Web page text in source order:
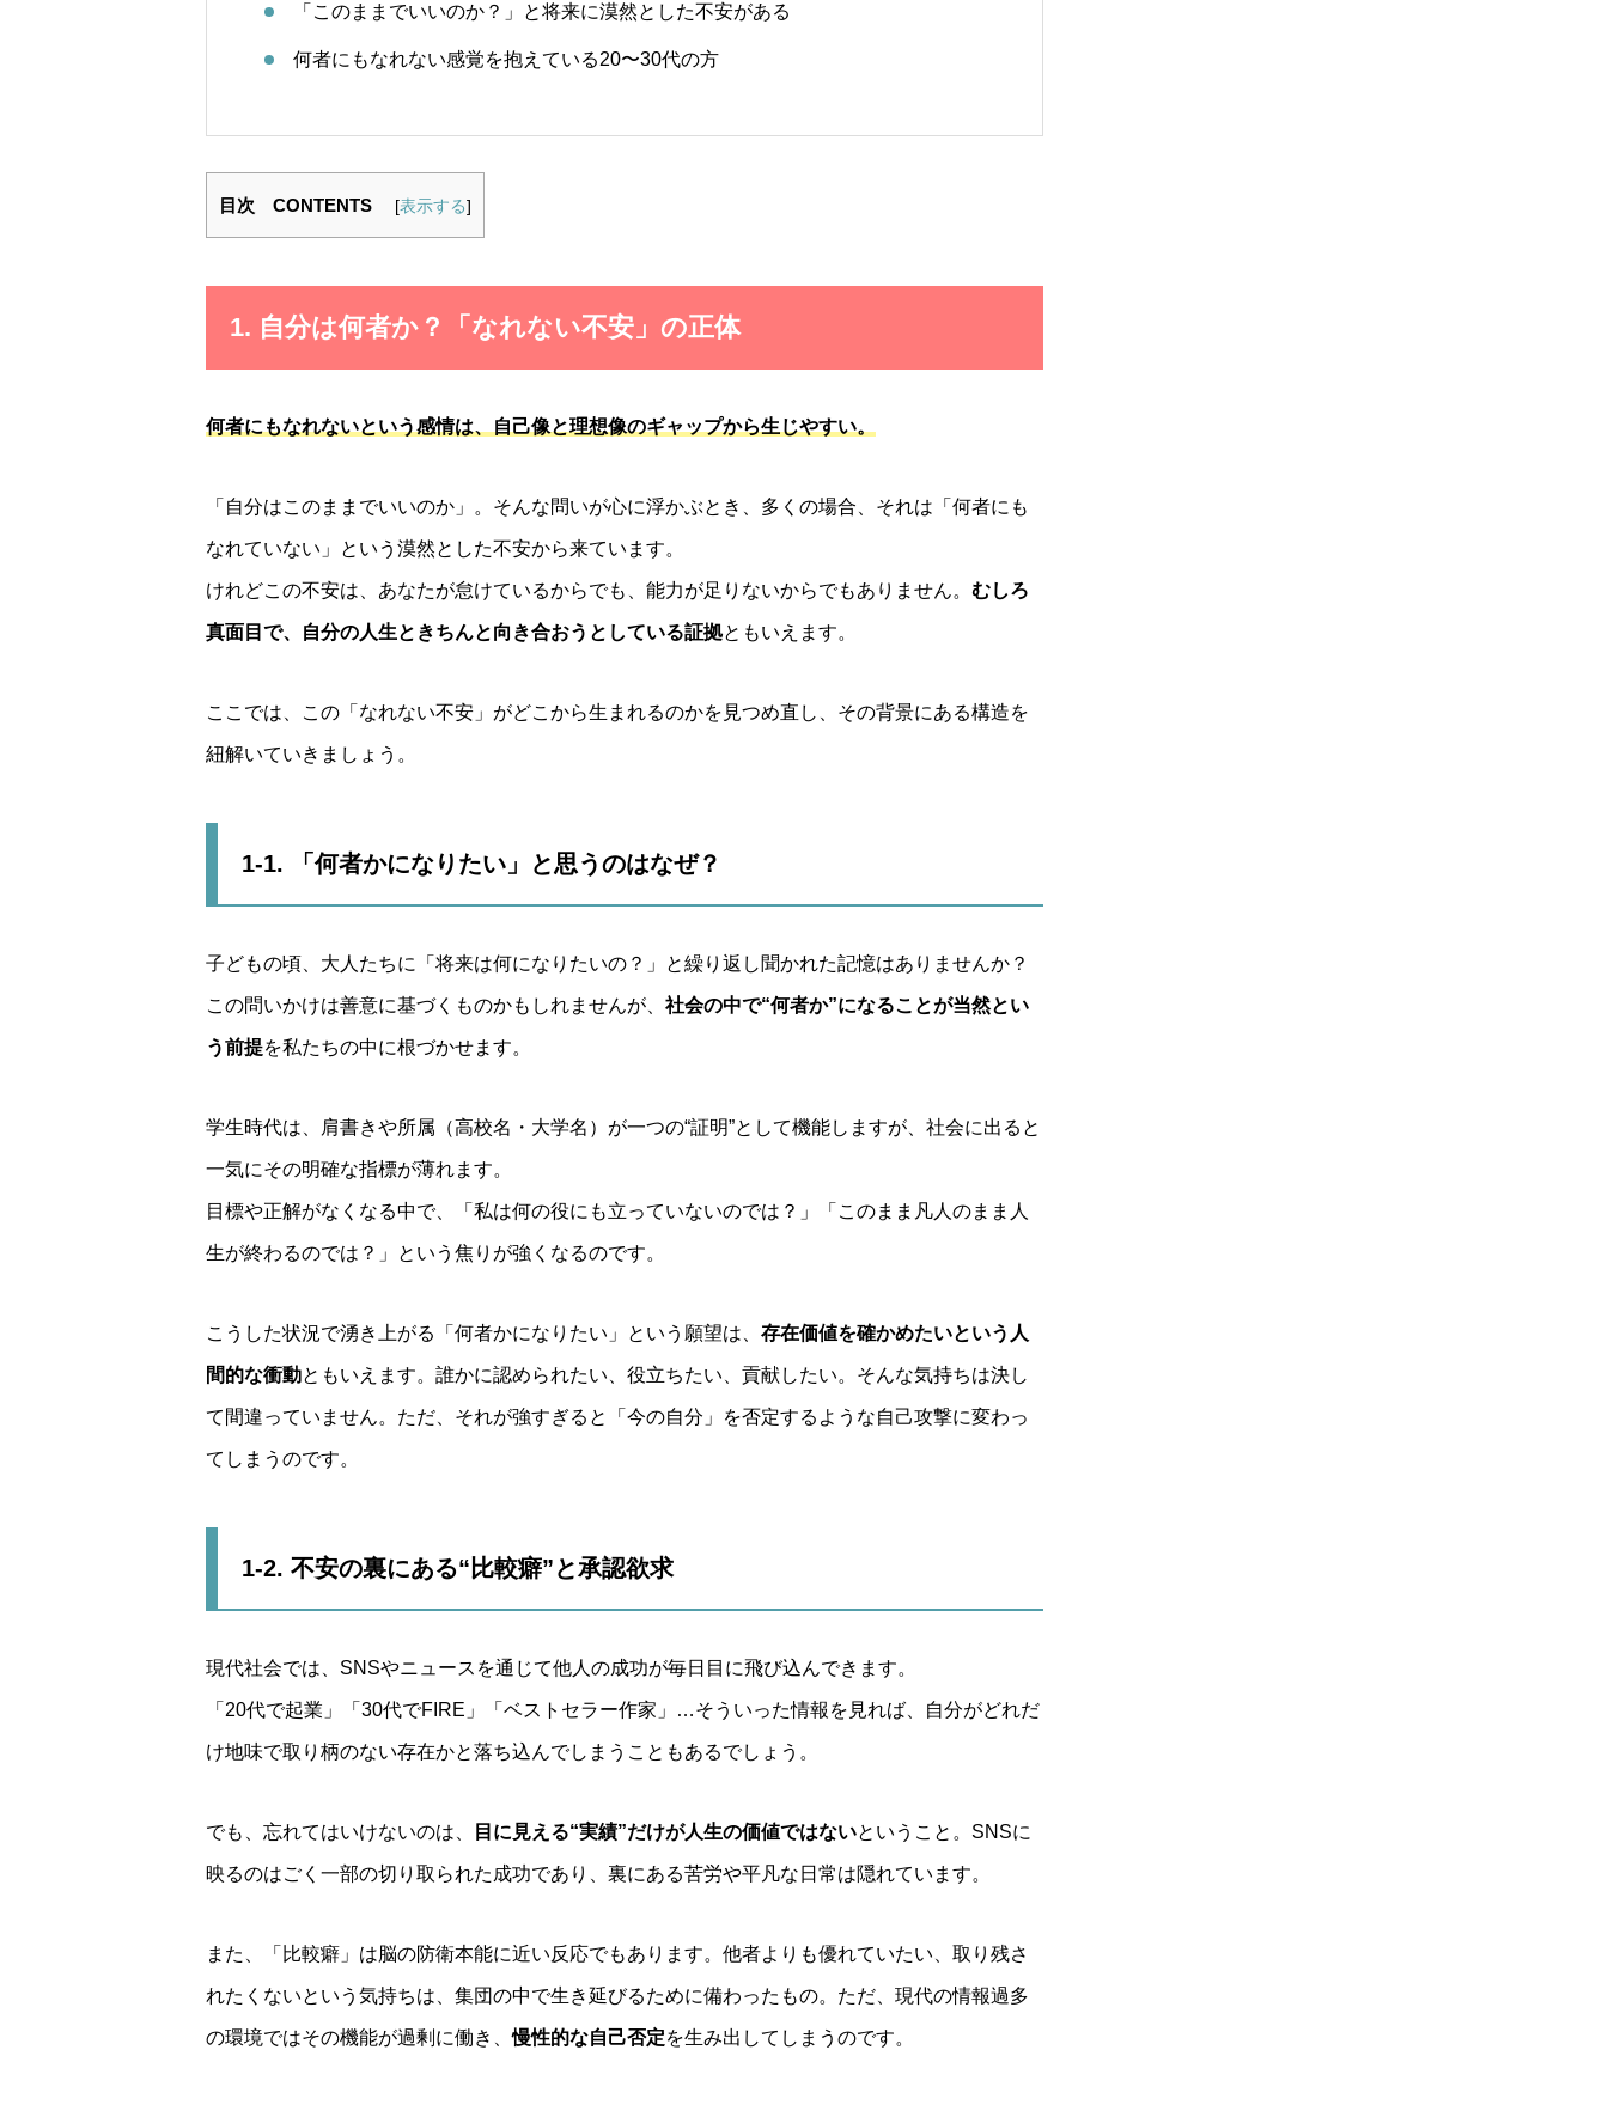
「このままでいいのか？」と将来に漠然とした不安がある
何者にもなれない感覚を抱えている20〜30代の方
目次 CONTENTS [表示する]
1. 自分は何者か？「なれない不安」の正体
何者にもなれないという感情は、自己像と理想像のギャップから生じやすい。
「自分はこのままでいいのか」。そんな問いが心に浮かぶとき、多くの場合、それは「何者にも
なれていない」という漠然とした不安から来ています。
けれどこの不安は、あなたが怠けているからでも、能力が足りないからでもありません。 むしろ
真面目で、自分の人生ときちんと向き合おうとしている証拠ともいえます。
ここでは、この「なれない不安」がどこから生まれるのかを見つめ直し、その背景にある構造を
紐解いていきましょう。
1-1. 「何者かになりたい」と思うのはなぜ？
子どもの頃、大人たちに「将来は何になりたいの？」と繰り返し聞かれた記憶はありませんか？
この問いかけは善意に基づくものかもしれませんが、 社会の中で“何者か”になることが当然とい
う前提を私たちの中に根づかせます。
学生時代は、肩書きや所属（高校名・大学名）が一つの“証明”として機能しますが、社会に出ると
一気にその明確な指標が薄れます。
目標や正解がなくなる中で、「私は何の役にも立っていないのでは？」「このまま凡人のまま人
生が終わるのでは？」という焦りが強くなるのです。
こうした状況で湧き上がる「何者かになりたい」という願望は、 存在価値を確かめたいという人
間的な衝動ともいえます。誰かに認められたい、役立ちたい、貢献したい。そんな気持ちは決し
て間違っていません。ただ、それが強すぎると「今の自分」を否定するような自己攻撃に変わっ
てしまうのです。
1-2. 不安の裏にある“比較癖”と承認欲求
現代社会では、SNSやニュースを通じて他人の成功が毎日目に飛び込んできます。
「20代で起業」「30代でFIRE」「ベストセラー作家」…そういった情報を見れば、自分がどれだ
け地味で取り柄のない存在かと落ち込んでしまうこともあるでしょう。
でも、忘れてはいけないのは、 目に見える“実績”だけが人生の価値ではないということ。SNSに
映るのはごく一部の切り取られた成功であり、裏にある苦労や平凡な日常は隠れています。
また、「比較癖」は脳の防衛本能に近い反応でもあります。他者よりも優れていたい、取り残さ
れたくないという気持ちは、集団の中で生き延びるために備わったもの。ただ、現代の情報過多
の環境ではその機能が過剰に働き、慢性的な自己否定を生み出してしまうのです。